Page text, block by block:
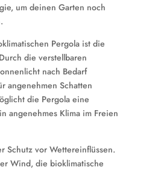
um deinen Garten noch
Pergola ist die
die verstellbaren
nach Bedarf
angenehmen Schatten
die Pergola eine
angenehmes Klima im Freien
Schutz vor Wettereinflüssen.
Wind, die bioklimatische